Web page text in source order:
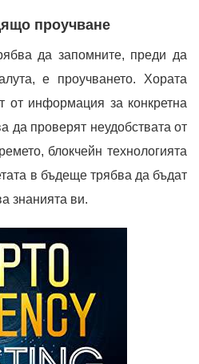
проучване
да запомните, преди да
е проучването. Хората
от информация за конкретна
да проверят неудобствата от
блокчейн технологията
в бъдеще трябва да бъдат
знанията ви.